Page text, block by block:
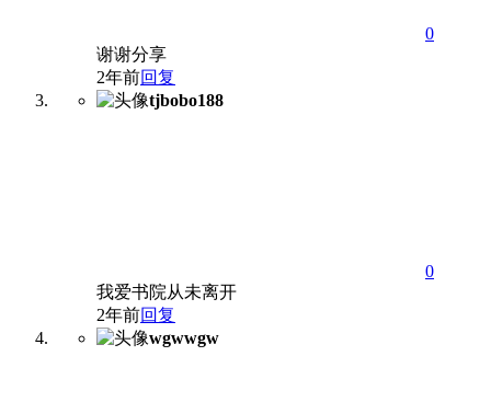
0
谢谢分享
2年前回复
tjbobo188
0
我爱书院从未离开
2年前回复
wgwwgw